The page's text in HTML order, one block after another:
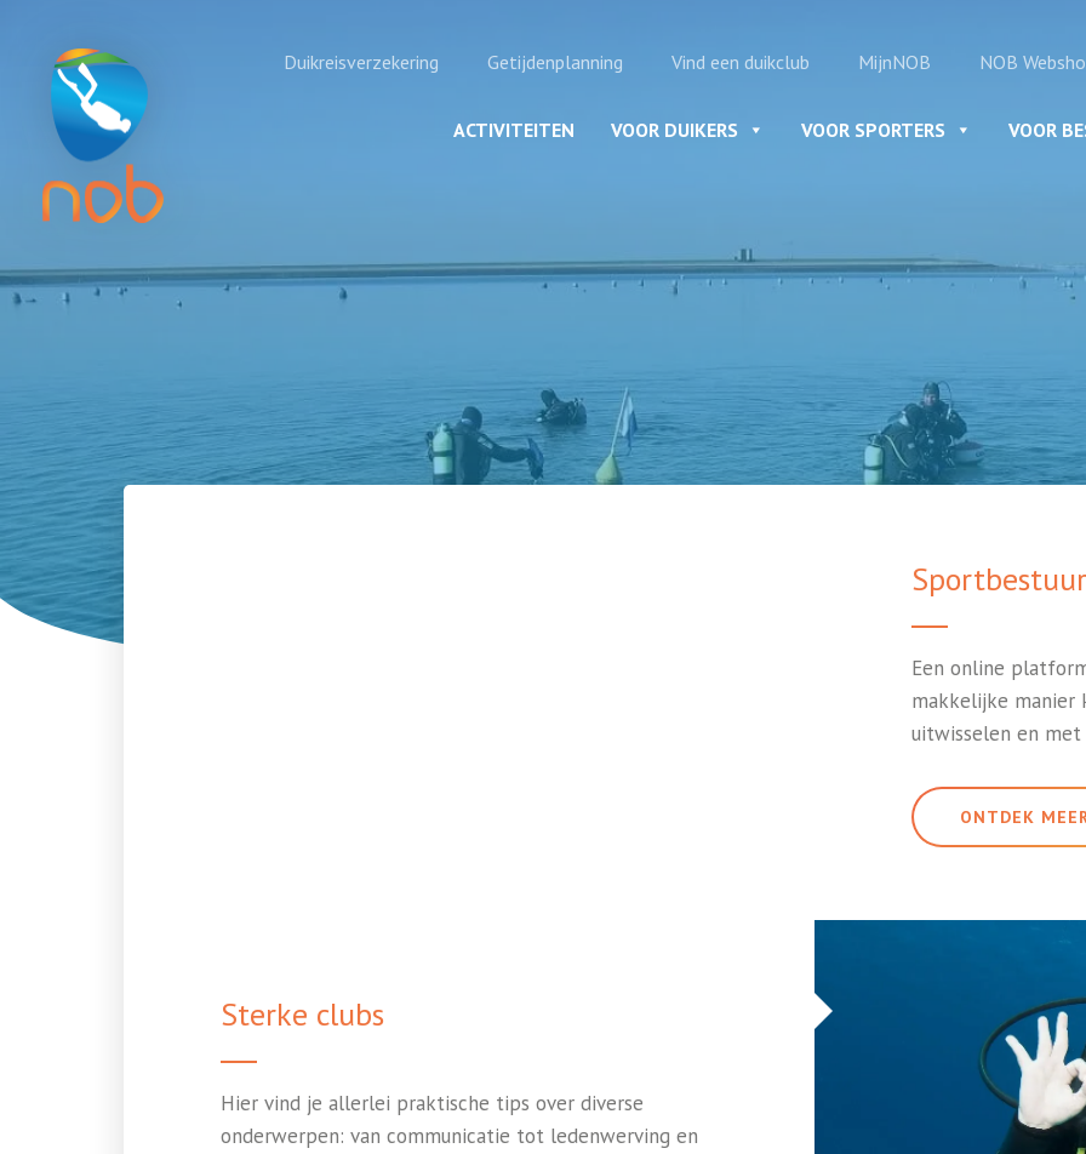
Duikreisverzekering Getijdenplanning Vind een duikclub MijnNOB NOB
ACTIVITEITEN VOOR DUIKERS VOOR SPORTERS VOOR
Een online
makkelijke manier
uitwisselen en
ONTDEK
Sterke clubs
Hier vind je allerlei praktische tips over diverse
onderwerpen: van communicatie tot ledenwerving en